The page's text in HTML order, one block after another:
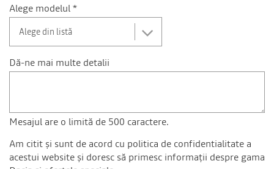
Alege modelul *
Dă-ne mai multe detalii
Mesajul are o limită de 500 caractere.
Am citit și sunt de acord cu politica de confidentialitate a
acestui website și doresc să primesc informații despre gama